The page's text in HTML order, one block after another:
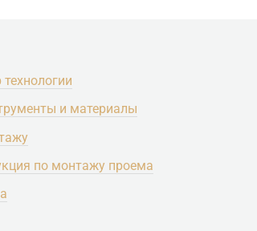
и материалы
по монтажу проема